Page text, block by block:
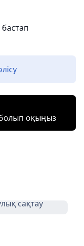
оқыңыз
сақтау